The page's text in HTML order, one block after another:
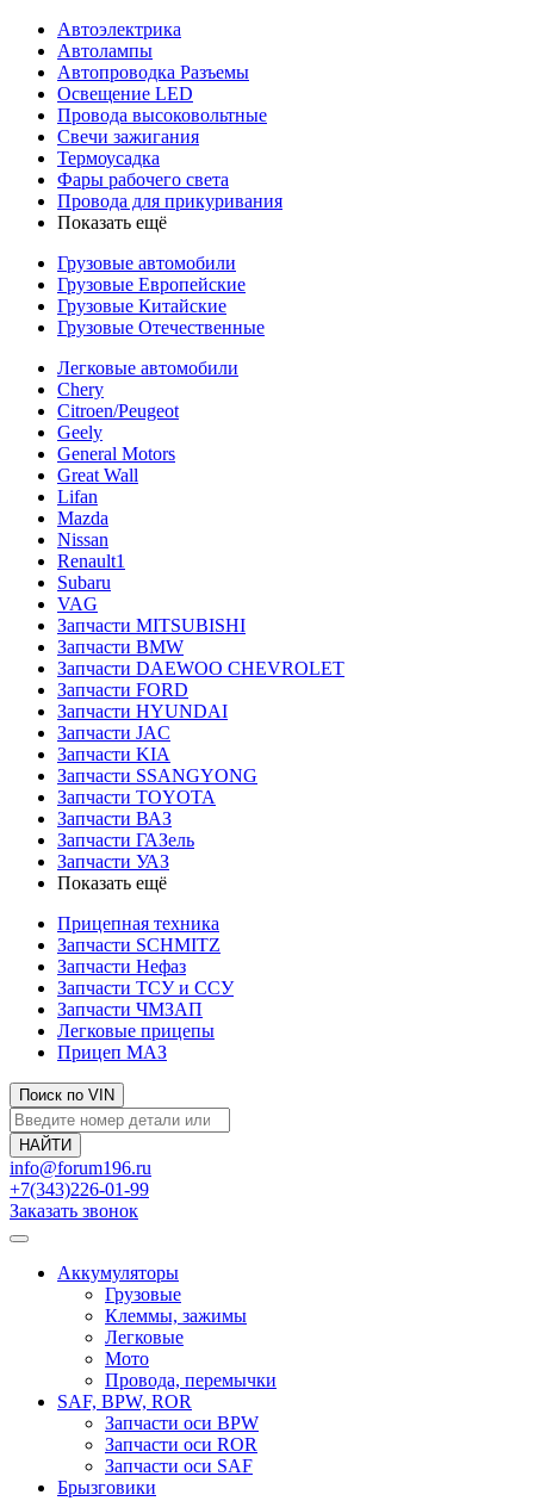
Автоэлектрика
Автолампы
Автопроводка Разъемы
Освещение LED
Провода высоковольтные
Свечи зажигания
Термоусадка
Фары рабочего света
Провода для прикуривания
Показать ещё
Грузовые автомобили
Грузовые Европейские
Грузовые Китайские
Грузовые Отечественные
Легковые автомобили
Chery
Citroen/Peugeot
Geely
General Motors
Great Wall
Lifan
Mazda
Nissan
Renault1
Subaru
VAG
Запчасти MITSUBISHI
Запчасти BMW
Запчасти DAEWOO CHEVROLET
Запчасти FORD
Запчасти HYUNDAI
Запчасти JAC
Запчасти KIA
Запчасти SSANGYONG
Запчасти TOYOTA
Запчасти ВАЗ
Запчасти ГАЗель
Запчасти УАЗ
Показать ещё
Прицепная техника
Запчасти SCHMITZ
Запчасти Нефаз
Запчасти ТСУ и ССУ
Запчасти ЧМЗАП
Легковые прицепы
Прицеп МАЗ
Поиск по VIN
info@forum196.ru
+7(343)226-01-99
Заказать звонок
Аккумуляторы
Грузовые
Клеммы, зажимы
Легковые
Мото
Провода, перемычки
SAF, BPW, ROR
Запчасти оси BPW
Запчасти оси ROR
Запчасти оси SAF
Брызговики